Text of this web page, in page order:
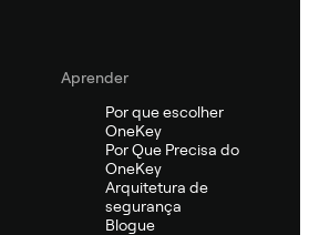
Aprender
Por que escolher
OneKey
Por Que Precisa do
OneKey
Arquitetura de
segurança
Blogue